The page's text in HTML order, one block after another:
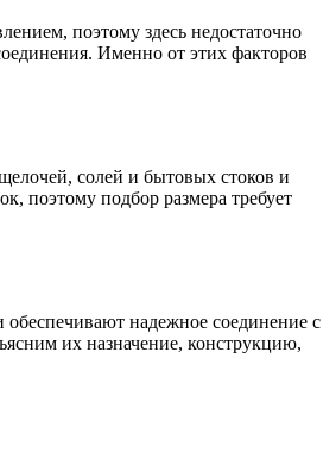
поэтому здесь недостаточно
Именно от этих факторов
солей и бытовых стоков и
поэтому подбор размера требует
надежное соединение с
их назначение, конструкцию,